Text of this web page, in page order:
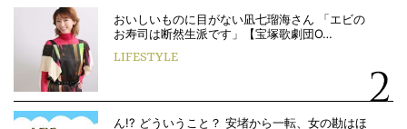
おいしいものに目がない凪七瑠海さん 「エビの
お寿司は断然生派です」【宝塚歌劇団O…
LIFESTYLE
ん!? どういうこと？ 安堵から一転、女の勘はほ